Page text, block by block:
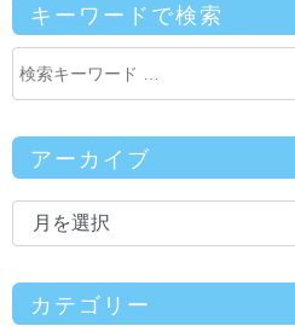
キーワードで検索
アーカイブ
カテゴリー